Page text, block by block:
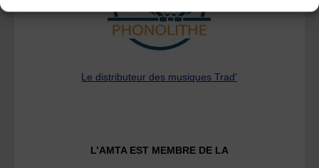
Le distributeur des musiques Trad'
L’AMTA EST MEMBRE DE LA